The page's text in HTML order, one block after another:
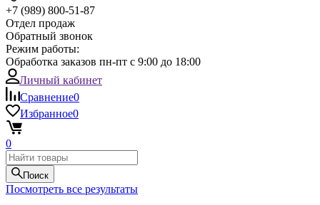
+7 (989) 800-51-87
Отдел продаж
Обратный звонок
Режим работы:
Обработка заказов пн-пт с 9:00 до 18:00
Личный кабинет
Сравнение0
Избранное0
0
Поиск
Посмотреть все результаты